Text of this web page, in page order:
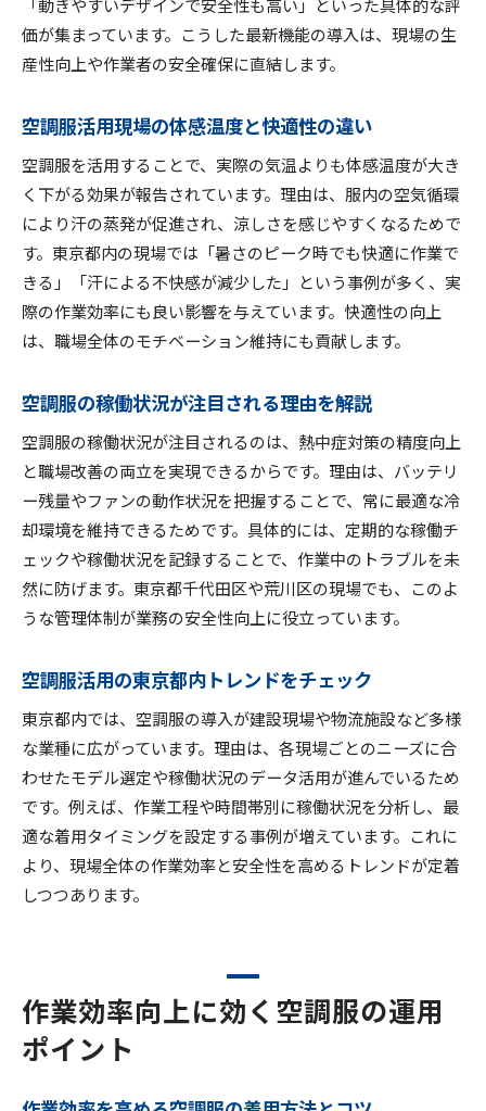
価が集まっています。こうした最新機能の導入は、現場の生
産性向上や作業者の安全確保に直結します。
空調服活用現場の体感温度と快適性の違い
空調服を活用することで、実際の気温よりも体感温度が大き
く下がる効果が報告されています。理由は、服内の空気循環
により汗の蒸発が促進され、涼しさを感じやすくなるためで
す。東京都内の現場では「暑さのピーク時でも快適に作業で
きる」「汗による不快感が減少した」という事例が多く、実
際の作業効率にも良い影響を与えています。快適性の向上
は、職場全体のモチベーション維持にも貢献します。
空調服の稼働状況が注目される理由を解説
空調服の稼働状況が注目されるのは、熱中症対策の精度向上
と職場改善の両立を実現できるからです。理由は、バッテリ
ー残量やファンの動作状況を把握することで、常に最適な冷
却環境を維持できるためです。具体的には、定期的な稼働チ
ェックや稼働状況を記録することで、作業中のトラブルを未
然に防げます。東京都千代田区や荒川区の現場でも、このよ
うな管理体制が業務の安全性向上に役立っています。
空調服活用の東京都内トレンドをチェック
東京都内では、空調服の導入が建設現場や物流施設など多様
な業種に広がっています。理由は、各現場ごとのニーズに合
わせたモデル選定や稼働状況のデータ活用が進んでいるため
です。例えば、作業工程や時間帯別に稼働状況を分析し、最
適な着用タイミングを設定する事例が増えています。これに
より、現場全体の作業効率と安全性を高めるトレンドが定着
しつつあります。
作業効率向上に効く空調服の運用
ポイント